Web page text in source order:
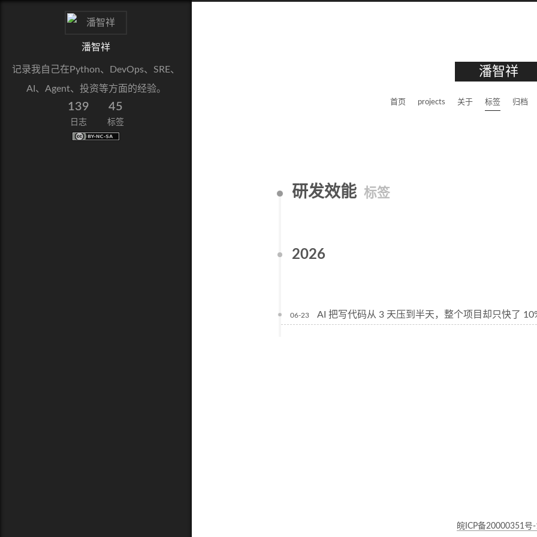
潘智祥
首页 projects 关于 标签 归档
潘智祥
记录我自己在Python、DevOps、SRE、
AI、Agent、投资等方面的经验。
139
日志
45
标签
研发效能 标签
2026
06-23 AI 把写代码从 3 天压到半天，整个项目却只快了
皖ICP备20000351号